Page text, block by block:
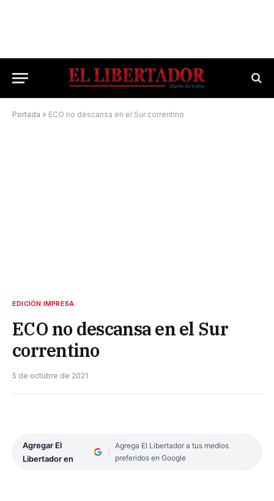
Portada » ECO no descansa en el Sur correntino
EDICIÓN IMPRESA
ECO no descansa en el Sur
correntino
5 de octubre de 2021
Agregar El
Libertador en
Agrega El Libertador a tus medios
preferidos en Google